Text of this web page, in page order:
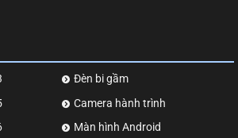
Đèn bi gầm
Camera hành trình
Màn hình Android